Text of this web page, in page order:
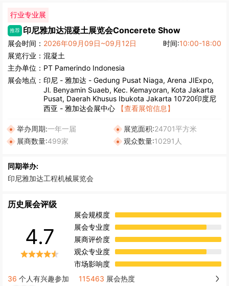
行业专业展
推荐 印尼雅加达混凝土展览会Concerete Show
展会时间： 2026年09月09日~09月12日 时间:10:00-18:00
展览行业： 混凝土
主办单位： PT Pamerindo Indonesia
展会地点： 印尼 - 雅加达 - Gedung Pusat Niaga, Arena JIExpo,
Jl. Benyamin Suaeb, Kec. Kemayoran, Kota Jakarta
Pusat, Daerah Khusus Ibukota Jakarta 10720印度尼
西亚 - 雅加达会展中心
【查看展馆信息】
举办周期:一年一届 展览面积:24701平方米
展商数量:499家 观众数量:10291人
同期举办:
印尼雅加达工程机械展览会
历史展会评级
4.7
展会规模度
展会专业度
展商评价度
观众专业度
市场影响度
36 个人有兴趣参加 115463 展会热度